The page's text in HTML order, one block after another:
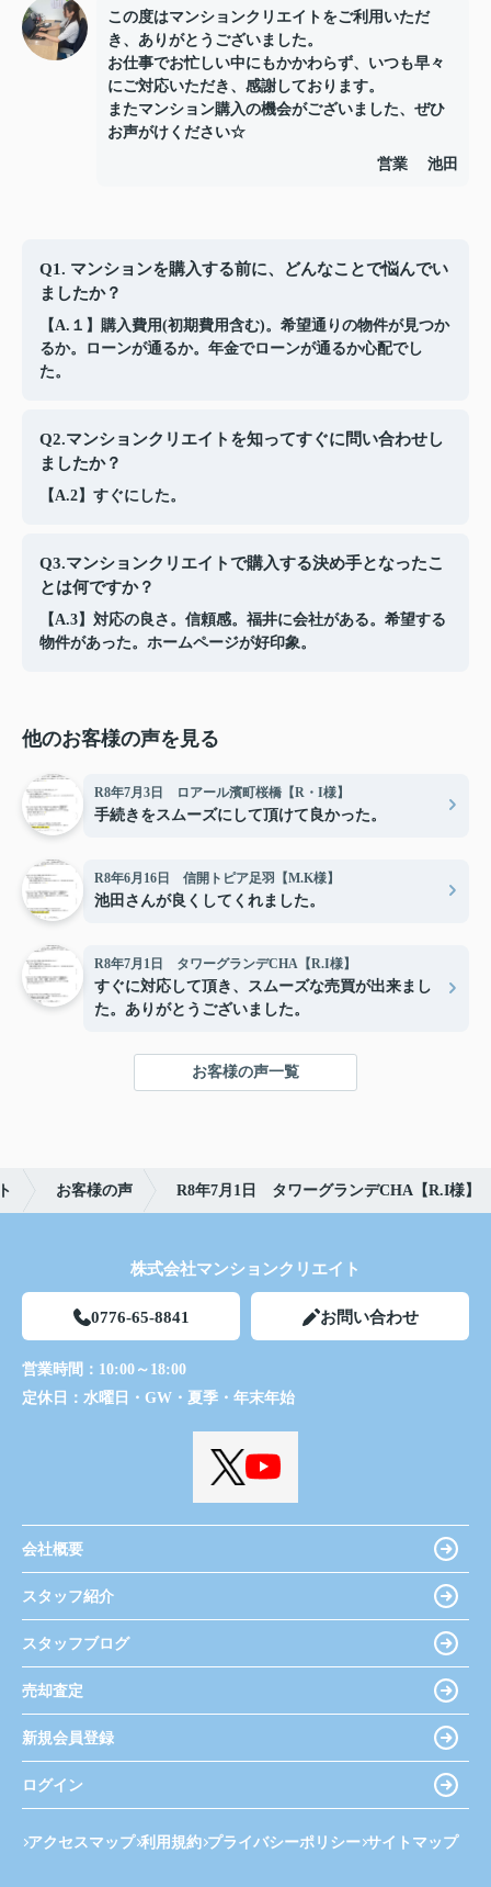
この度はマンションクリエイトをご利用いただ
き、ありがとうございました。
お仕事でお忙しい中にもかかわらず、いつも早々
にご対応いただき、感謝しております。
またマンション購入の機会がございました、ぜひ
お声がけください☆
営業 池田
Q1. マンションを購入する前に、どんなことで悩んでい
ましたか？
【A.１】購入費用(初期費用含む)。希望通りの物件が見つか
るか。ローンが通るか。年金でローンが通るか心配でし
た。
Q2.マンションクリエイトを知ってすぐに問い合わせし
ましたか？
【A.2】すぐにした。
Q3.マンションクリエイトで購入する決め手となったこ
とは何ですか？
【A.3】対応の良さ。信頼感。福井に会社がある。希望する
物件があった。ホームページが好印象。
他のお客様の声を見る
R8年7月3日 ロアール濱町桜橋【R・I様】
手続きをスムーズにして頂けて良かった。
R8年6月16日 信開トピア足羽【M.K様】
池田さんが良くしてくれました。
R8年7月1日 タワーグランデCHA【R.I様】
すぐに対応して頂き、スムーズな売買が出来まし
た。ありがとうございました。
お客様の声一覧
お客様の声 R8年7月1日 タワーグランデCHA【R.I様】
株式会社マンションクリエイト
0776-65-8841 お問い合わせ
営業時間： 10:00～18:00
定休日： 水曜日・GW・夏季・年末年始
会社概要
スタッフ紹介
スタッフブログ
売却査定
新規会員登録
ログイン
アクセスマップ 利用規約 プライバシーポリシー サイトマップ